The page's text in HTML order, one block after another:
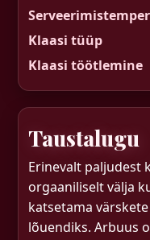
Klaasi tüüp
Klaasi töötlemine
Taustalugu
Erinevalt paljudest
orgaaniliselt välja
katsetama
lõuendiks. Arbuus